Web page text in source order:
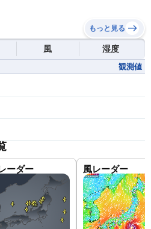
もっと見る
風 湿度
観測値
ーダー 風レーダー